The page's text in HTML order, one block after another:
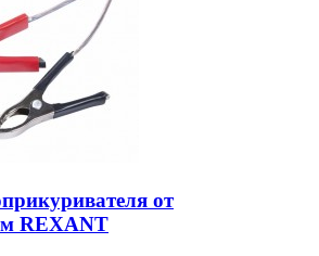
от
REXANT